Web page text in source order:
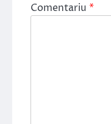
Comentariu *